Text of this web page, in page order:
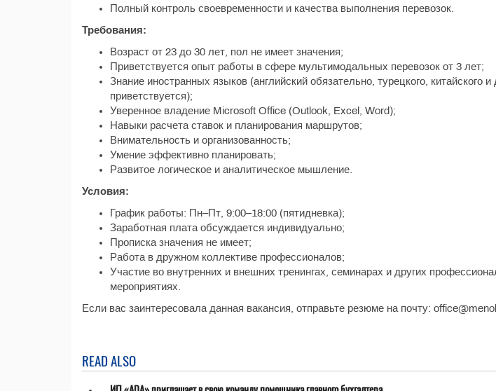
Полный контроль своевременности и качества выполнения перевозок.
Требования:
Возраст от 23 до 30 лет, пол не имеет значения;
Приветствуется опыт работы в сфере мультимодальных перевозок от 3 лет;
Знание иностранных языков (английский обязательно, турецкого, китайского и
приветствуется);
Уверенное владение Microsoft Office (Outlook, Excel, Word);
Навыки расчета ставок и планирования маршрутов;
Внимательность и организованность;
Умение эффективно планировать;
Развитое логическое и аналитическое мышление.
Условия:
График работы: Пн–Пт, 9:00–18:00 (пятидневка);
Заработная плата обсуждается индивидуально;
Прописка значения не имеет;
Работа в дружном коллективе профессионалов;
Участие во внутренних и внешних тренингах, семинарах и других
мероприятиях.
Если вас заинтересовала данная вакансия, отправьте резюме на почту:
READ ALSO